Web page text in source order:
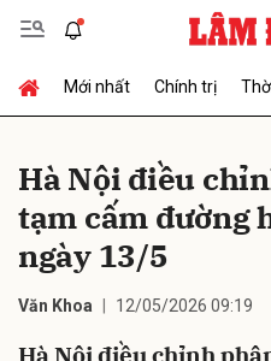
Mới nhất Chính trị
Hà Nội điều
tạm cấm đường
ngày 13/5
Văn Khoa 12/05/2026 09:19
Hà Nội điều chỉnh
Gửi bình luận